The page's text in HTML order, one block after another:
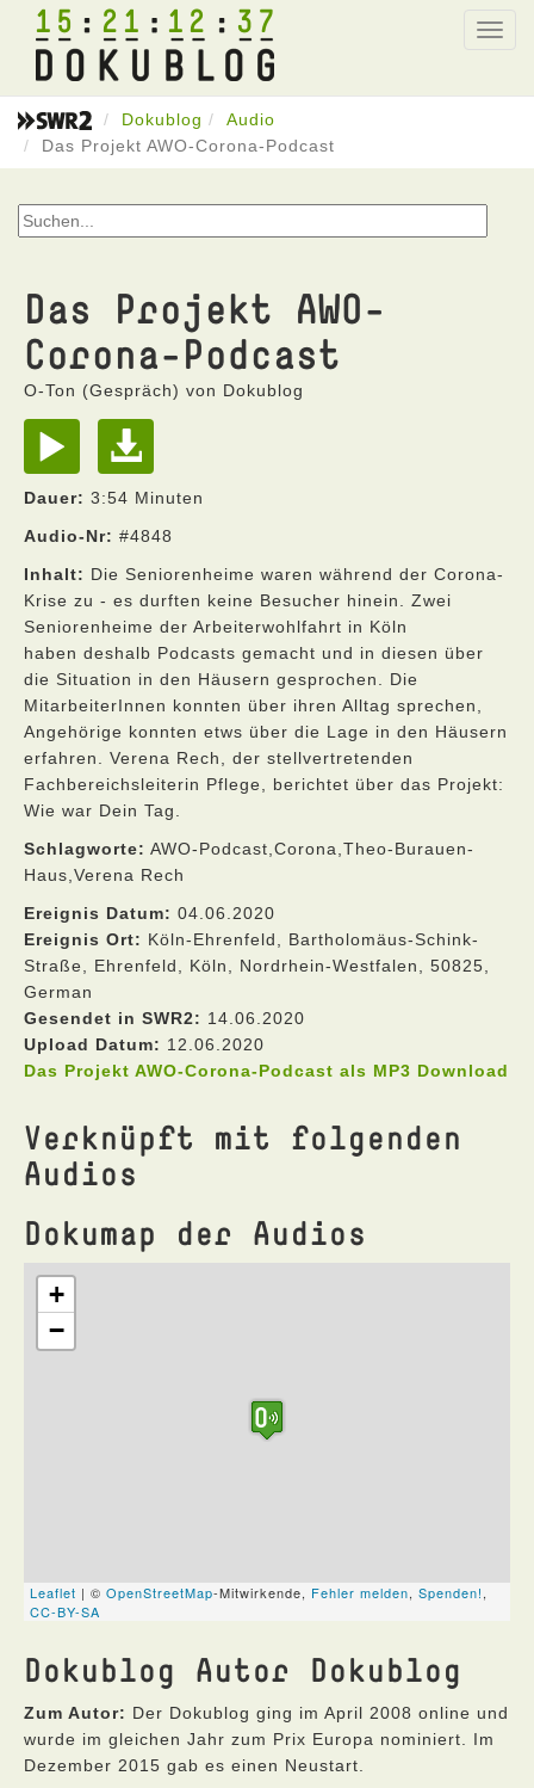
15 21 12 37
Dokublog
Audio
Das Projekt AWO-Corona-Podcast
Das Projekt AWO-
Corona-Podcast
O-Ton (Gespräch) von Dokublog
Dauer: 3:54 Minuten
Audio-Nr: #4848
Inhalt: Die Seniorenheime waren während der Corona-
Krise zu - es durften keine Besucher hinein. Zwei
Seniorenheime der Arbeiterwohlfahrt in Köln
haben deshalb Podcasts gemacht und in diesen über
die Situation in den Häusern gesprochen. Die
MitarbeiterInnen konnten über ihren Alltag sprechen,
Angehörige konnten etws über die Lage in den Häusern
erfahren. Verena Rech, der stellvertretenden
Fachbereichsleiterin Pflege, berichtet über das Projekt:
Wie war Dein Tag.
Schlagworte: AWO-Podcast,Corona,Theo-Burauen-
Haus,Verena Rech
Ereignis Datum: 04.06.2020
Ereignis Ort: Köln-Ehrenfeld, Bartholomäus-Schink-
Straße, Ehrenfeld, Köln, Nordrhein-Westfalen, 50825,
German
Gesendet in SWR2: 14.06.2020
Upload Datum: 12.06.2020
Das Projekt AWO-Corona-Podcast als MP3 Download
Verknüpft mit folgenden
Audios
Dokumap der Audios
Dokublog Autor Dokublog
Zum Autor: Der Dokublog ging im April 2008 online und
wurde im gleichen Jahr zum Prix Europa nominiert. Im
Dezember 2015 gab es einen Neustart.